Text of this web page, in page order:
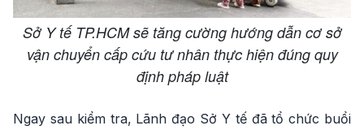
Sở Y tế TP.HCM sẽ tăng cường hướng dẫn cơ sở
vận chuyển cấp cứu tư nhân thực hiện đúng quy
định pháp luật
Ngay sau kiểm tra, Lãnh đạo Sở Y tế đã tổ chức buổi